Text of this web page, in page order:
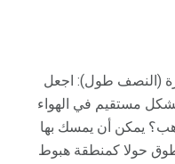
(النصف طول): اجعل
بشكل مستقيم في الهواء
يمكن أن يمسك بها
حولا كمنطقة هبوط